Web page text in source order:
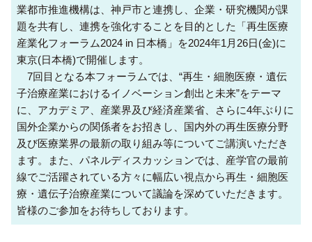
業都市推進機構は、神戸市と連携し、企業・研究機関が課
題を共有し、連携を強化することを目的とした「再生医療
産業化フォーラム2024 in 日本橋」を2024年1月26日(金)に
東京(日本橋)で開催します。
7回目となる本フォーラムでは、“再生・細胞医療・遺伝
子治療産業におけるイノベーション創出と未来”をテーマ
に、アカデミア、産業界及び経済産業省、さらに4年ぶりに
国外企業からの関係者をお招きし、国内外の再生医療分野
及び医療業界の最新の取り組み等についてご講演いただき
ます。また、パネルディスカッションでは、産学官の最前
線でご活躍されている方々に幅広い視点から再生・細胞医
療・遺伝子治療産業について議論を深めていただきます。
皆様のご参加をお待ちしております。